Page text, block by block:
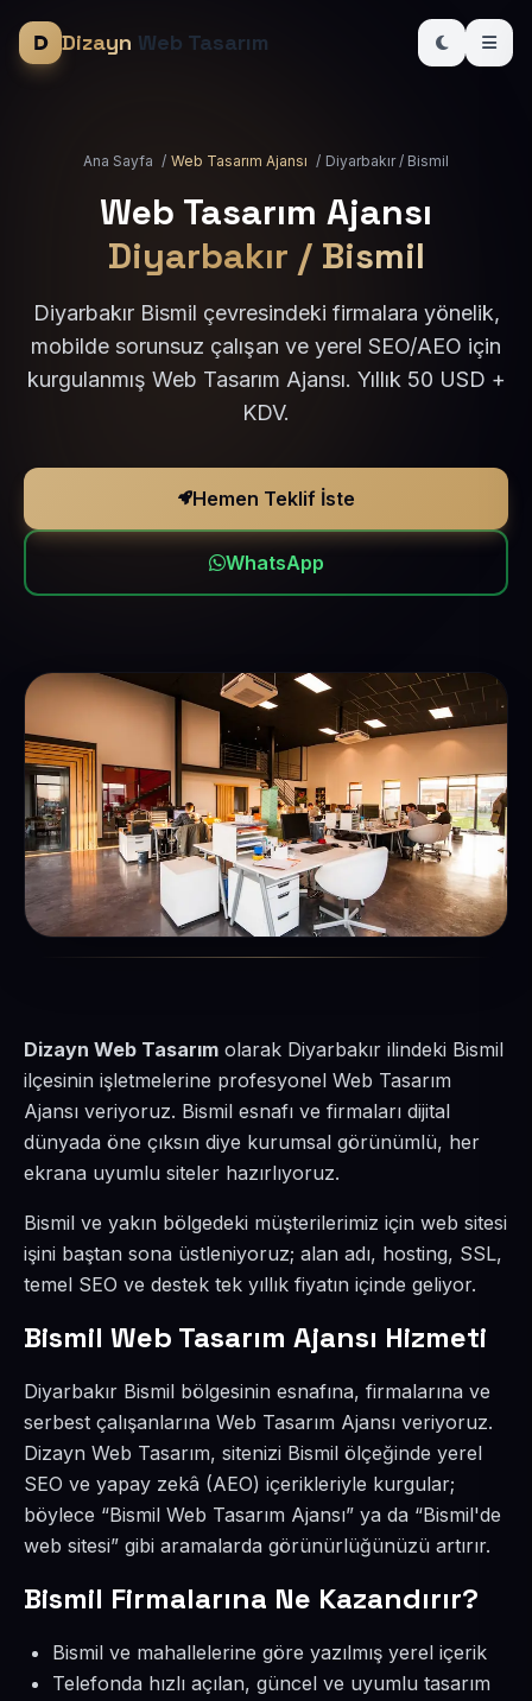
Dizayn Web Tasarım
Ana Sayfa / Web Tasarım Ajansı / Diyarbakır / Bismil
Web Tasarım Ajansı
Diyarbakır / Bismil
Diyarbakır Bismil çevresindeki firmalara yönelik,
mobilde sorunsuz çalışan ve yerel SEO/AEO için
kurgulanmış Web Tasarım Ajansı. Yıllık 50 USD +
KDV.
Hemen Teklif İste
WhatsApp
Dizayn Web Tasarım olarak Diyarbakır ilindeki Bismil
ilçesinin işletmelerine profesyonel Web Tasarım
Ajansı veriyoruz. Bismil esnafı ve firmaları dijital
dünyada öne çıksın diye kurumsal görünümlü, her
ekrana uyumlu siteler hazırlıyoruz.
Bismil ve yakın bölgedeki müşterilerimiz için web sitesi
işini baştan sona üstleniyoruz; alan adı, hosting, SSL,
temel SEO ve destek tek yıllık fiyatın içinde geliyor.
Bismil Web Tasarım Ajansı Hizmeti
Diyarbakır Bismil bölgesinin esnafına, firmalarına ve
serbest çalışanlarına Web Tasarım Ajansı veriyoruz.
Dizayn Web Tasarım, sitenizi Bismil ölçeğinde yerel
SEO ve yapay zekâ (AEO) içerikleriyle kurgular;
böylece “Bismil Web Tasarım Ajansı” ya da “Bismil'de
web sitesi” gibi aramalarda görünürlüğünüzü artırır.
Bismil Firmalarına Ne Kazandırır?
Bismil ve mahallelerine göre yazılmış yerel içerik
Telefonda hızlı açılan, güncel ve uyumlu tasarım